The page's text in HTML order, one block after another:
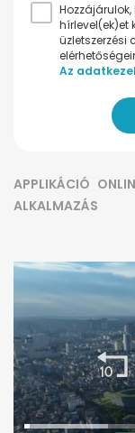
hírlevel(ek)et
Az
APPLIKÁCIÓ
ALKALMAZÁS